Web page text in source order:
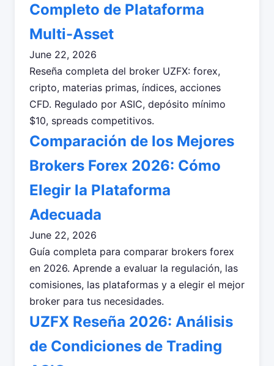
Completo de Plataforma
Multi-Asset
June 22, 2026
Reseña completa del broker UZFX: forex,
cripto, materias primas, índices, acciones
CFD. Regulado por ASIC, depósito mínimo
$10, spreads competitivos.
Comparación de los Mejores
Brokers Forex 2026: Cómo
Elegir la Plataforma
Adecuada
June 22, 2026
Guía completa para comparar brokers forex
en 2026. Aprende a evaluar la regulación, las
comisiones, las plataformas y a elegir el mejor
broker para tus necesidades.
UZFX Reseña 2026: Análisis
de Condiciones de Trading